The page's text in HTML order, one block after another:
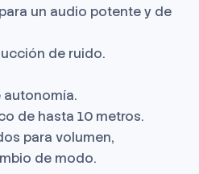
un audio potente y de
de ruido.
autonomía.
de hasta 10 metros.
para volumen,
de modo.